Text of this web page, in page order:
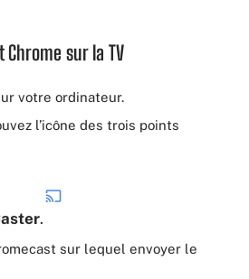
sur la TV
votre ordinateur.
l’icône des trois points
.
sur lequel envoyer le